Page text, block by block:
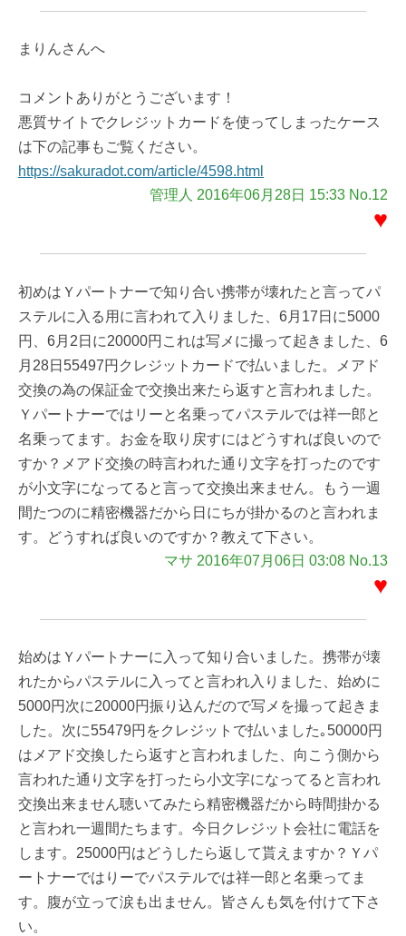
まりんさんへ
コメントありがとうございます！
悪質サイトでクレジットカードを使ってしまったケース
は下の記事もご覧ください。
https://sakuradot.com/article/4598.html
管理人 2016年06月28日 15:33 No.12
♥
初めはＹパートナーで知り合い携帯が壊れたと言ってパ
ステルに入る用に言われて入りました、6月17日に5000
円、6月2日に20000円これは写メに撮って起きました、6
月28日55497円クレジットカードで払いました。メアド
交換の為の保証金で交換出来たら返すと言われました。
Ｙパートナーではリーと名乗ってパステルでは祥一郎と
名乗ってます。お金を取り戻すにはどうすれば良いので
すか？メアド交換の時言われた通り文字を打ったのです
が小文字になってると言って交換出来ません。もう一週
間たつのに精密機器だから日にちが掛かるのと言われま
す。どうすれば良いのですか？教えて下さい。
マサ 2016年07月06日 03:08 No.13
♥
始めはＹパートナーに入って知り合いました。携帯が壊
れたからパステルに入ってと言われ入りました、始めに
5000円次に20000円振り込んだので写メを撮って起きま
した。次に55479円をクレジットで払いました｡50000円
はメアド交換したら返すと言われました、向こう側から
言われた通り文字を打ったら小文字になってると言われ
交換出来ません聴いてみたら精密機器だから時間掛かる
と言われ一週間たちます。今日クレジット会社に電話を
します。25000円はどうしたら返して貰えますか？Ｙパ
ートナーではりーでパステルでは祥一郎と名乗ってま
す。腹が立って涙も出ません。皆さんも気を付けて下さ
い。